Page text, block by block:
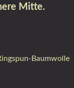
Mitte.
Baumwolle